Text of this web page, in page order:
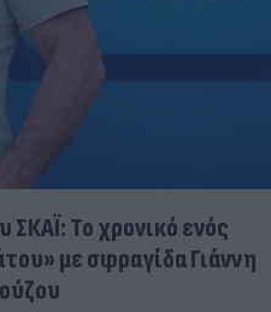
Το χρονικό ενός
με σφραγίδα Γιάννη